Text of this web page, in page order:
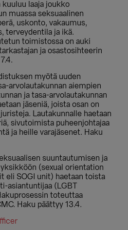
laaja joukko
muassa seksuaalinen
uskonto, vakaumus,
terveydentila ja ikä.
toimistossa on auki
ja osastosihteerin
myötä uuden
arvolautakunnan aiempien
ja tasa-arvolautakunnan
jäseniä, joista osan on
Lautakunnalle haetaan
sivutoimista puheenjohtajaa
ja heille varajäsenet. Haku
suuntautumisen ja
(sexual orientation
eli SOGI unit) haetaan toista
asiantuntijaa (LGBT
toteuttaa
Haku päättyy 13.4.